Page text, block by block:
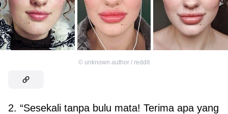
© unknown author / reddit
2. “Sesekali tanpa bulu mata! Terima apa yang